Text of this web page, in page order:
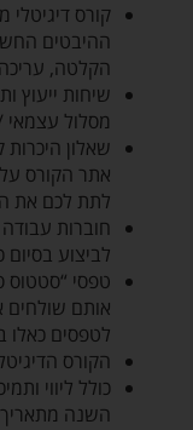
ההיבטים
הקלטה,
שיחות ייעוץ
מסלול עצמאי
שאלון
אתר הקורס
לתת לכם את
חוברות
לביצוע בסיום
טפסי “סטטוס
אותם שולחים
לטפסים
הקורס
כולל ליווי
השנה